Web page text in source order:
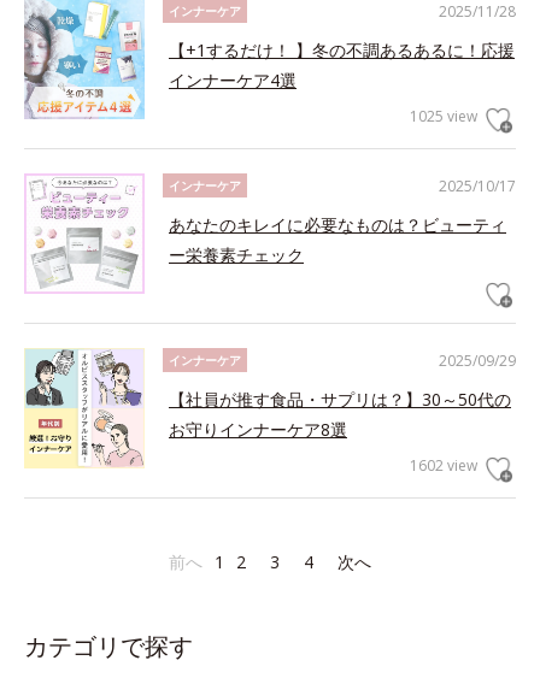
2025/11/28
インナーケア
【+1するだけ！ 】冬の不調あるあるに！応援
インナーケア4選
1025 view
2025/10/17
インナーケア
あなたのキレイに必要なものは？ビューティ
ー栄養素チェック
2025/09/29
インナーケア
【社員が推す食品・サプリは？】30～50代の
お守りインナーケア8選
1602 view
前へ 1 2 3 4 次へ
カテゴリで探す